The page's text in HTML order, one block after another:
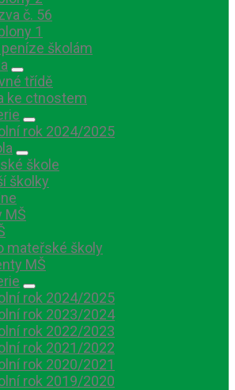
č. 56
1
peníze školám
třídě
ke ctnostem
rok 2024/2025
škole
školky
MŠ
mateřské školy
MŠ
rok 2024/2025
rok 2023/2024
rok 2022/2023
rok 2021/2022
rok 2020/2021
rok 2019/2020